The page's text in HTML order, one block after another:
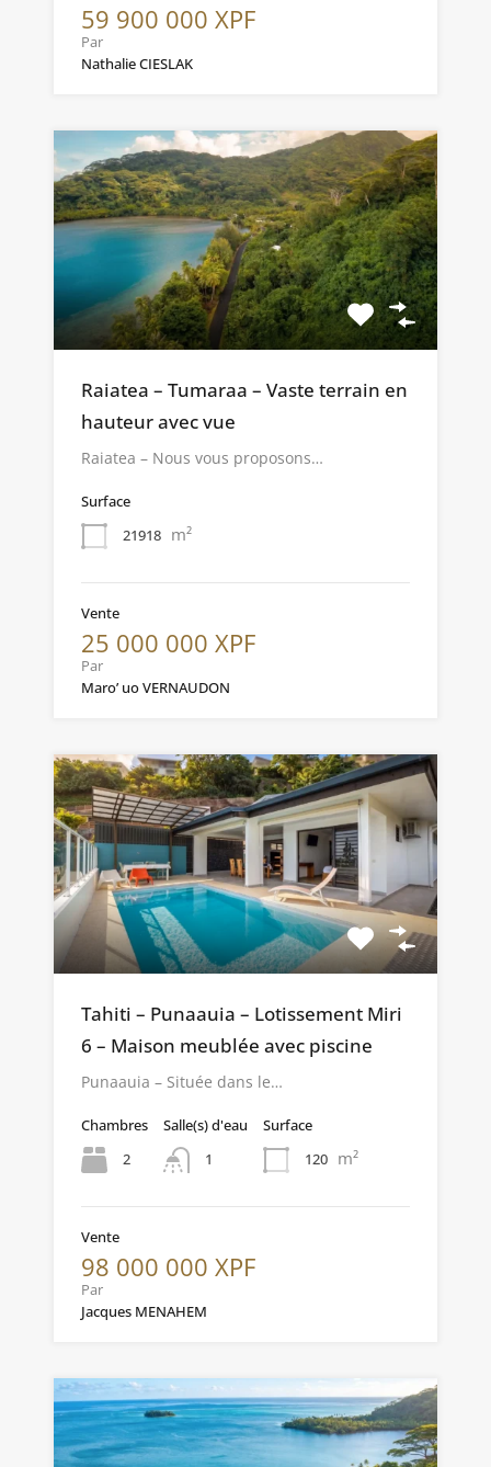
59 900 000 XPF
Par
Nathalie CIESLAK
Raiatea – Tumaraa – Vaste terrain en
hauteur avec vue
Raiatea – Nous vous proposons…
Surface
21918 m²
Vente
25 000 000 XPF
Par
Maro’ uo VERNAUDON
Tahiti – Punaauia – Lotissement Miri
6 – Maison meublée avec piscine
Punaauia – Située dans le…
Chambres
2
Salle(s) d'eau
1
Surface
120 m²
Vente
98 000 000 XPF
Par
Jacques MENAHEM